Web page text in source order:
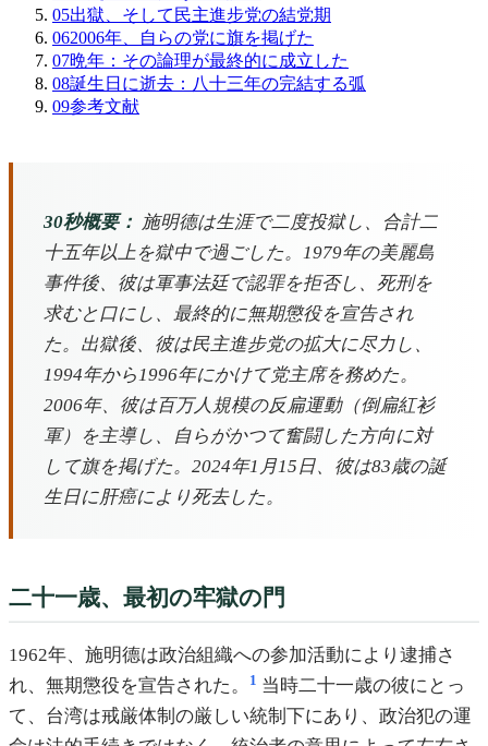
05出獄、そして民主進步党の結党期
062006年、自らの党に旗を掲げた
07晩年：その論理が最終的に成立した
08誕生日に逝去：八十三年の完結する弧
09参考文献
30秒概要： 施明德は生涯で二度投獄し、合計二
十五年以上を獄中で過ごした。1979年の美麗島
事件後、彼は軍事法廷で認罪を拒否し、死刑を
求むと口にし、最終的に無期懲役を宣告され
た。出獄後、彼は民主進步党の拡大に尽力し、
1994年から1996年にかけて党主席を務めた。
2006年、彼は百万人規模の反扁運動（倒扁紅衫
軍）を主導し、自らがかつて奮闘した方向に対
して旗を掲げた。2024年1月15日、彼は83歳の誕
生日に肝癌により死去した。
二十一歳、最初の牢獄の門
1962年、施明德は政治組織への参加活動により逮捕さ
れ、無期懲役を宣告された。
1 当時二十一歳の彼にとっ
て、台湾は戒厳体制の厳しい統制下にあり、政治犯の運